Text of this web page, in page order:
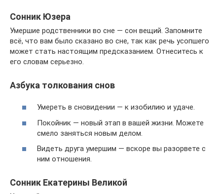
Сонник Юзера
Умершие родственники во сне — сон вещий. Запомните
всё, что вам было сказано во сне, так как речь усопшего
может стать настоящим предсказанием. Отнеситесь к
его словам серьезно.
Азбука толкования снов
Умереть в сновидении — к изобилию и удаче.
Покойник — новый этап в вашей жизни. Можете
смело заняться новым делом.
Видеть друга умершим — вскоре вы разорвете с
ним отношения.
Сонник Екатерины Великой